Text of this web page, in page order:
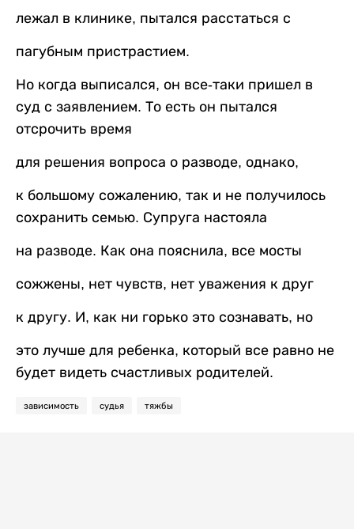
лежал в клинике, пытался расстаться с
пагубным пристрастием.
Но когда выписался, он все-таки пришел в
суд с заявлением. То есть он пытался
отсрочить время
для решения вопроса о разводе, однако,
к большому сожалению, так и не получилось
сохранить семью. Супруга настояла
на разводе. Как она пояснила, все мосты
сожжены, нет чувств, нет уважения к друг
к другу. И, как ни горько это сознавать, но
это лучше для ребенка, который все равно не
будет видеть счастливых родителей.
зависимость судья тяжбы